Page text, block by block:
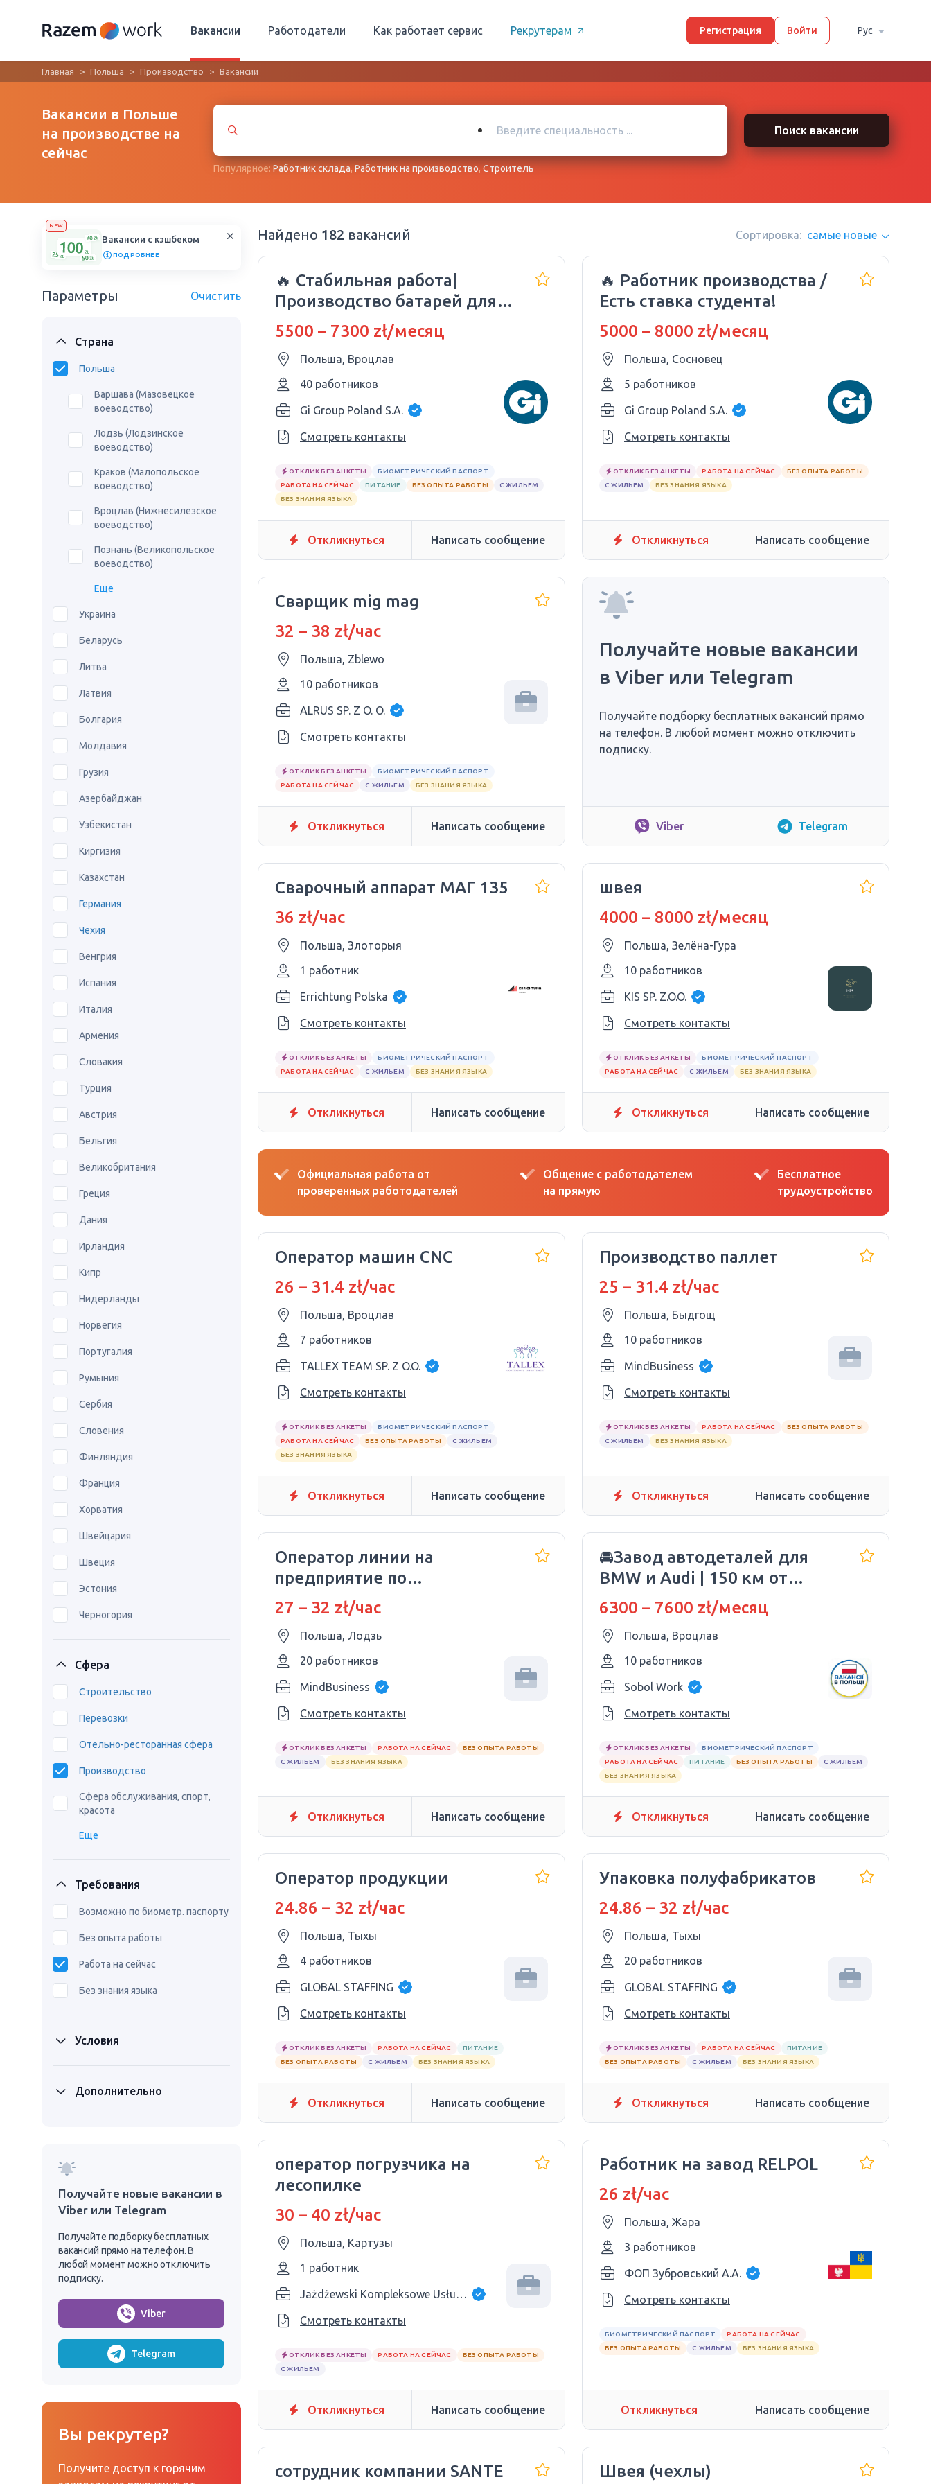
Вакансии Работодатели Как работает сервис Рекрутерам Регистрация Войти Рус
Главная Польша Производство Вакансии
Вакансии в Польше
на производстве на
сейчас
Поиск вакансии
Популярное:Работник склада,Работник на производство,Строитель
NEW
Вакансии с кэшбеком
ПОДРОБНЕЕ
Параметры Очистить
Страна
Польша
Варшава (Мазовецкое
воеводство)
Лодзь (Лодзинское
воеводство)
Краков (Малопольское
воеводство)
Вроцлав (Нижнесилезское
воеводство)
Познань (Великопольское
воеводство)
Еще
Украина
Беларусь
Литва
Латвия
Болгария
Молдавия
Грузия
Азербайджан
Узбекистан
Киргизия
Казахстан
Германия
Чехия
Венгрия
Испания
Италия
Армения
Словакия
Турция
Австрия
Бельгия
Великобритания
Греция
Дания
Ирландия
Кипр
Нидерланды
Норвегия
Португалия
Румыния
Сербия
Словения
Финляндия
Франция
Хорватия
Швейцария
Швеция
Эстония
Черногория
Сфера
Строительство
Перевозки
Отельно-ресторанная сфера
Производство
Сфера обслуживания, спорт,
красота
Еще
Требования
Возможно по биометр. паспорту
Без опыта работы
Работа на сейчас
Без знания языка
Условия
Дополнительно
Получайте новые вакансии в
Viber или Telegram
Получайте подборку бесплатных
вакансий прямо на телефон. В
любой момент можно отключить
подписку.
Viber
Telegram
Вы рекрутер?
Получите доступ к горячим
Найдено 182 вакансий Сортировка: самые новые
🔥 Стабильная работа|
Производство батарей для
авто| Wrocław
5500 – 7300 zł/месяц
Польша, Вроцлав
40 работников
Gi Group Poland S.A.
Смотреть контакты
ОТКЛИК БЕЗ АНКЕТЫ
БИОМЕТРИЧЕСКИЙ ПАСПОРТ
РАБОТА НА СЕЙЧАС
ПИТАНИЕ БЕЗ ОПЫТА РАБОТЫ
С ЖИЛЬЕМ
БЕЗ ЗНАНИЯ ЯЗЫКА
Откликнуться Написать сообщение
🔥 Работник производства /
Есть ставка студента!
5000 – 8000 zł/месяц
Польша, Сосновец
5 работников
Gi Group Poland S.A.
Смотреть контакты
ОТКЛИК БЕЗ АНКЕТЫ РАБОТА НА СЕЙЧАС
БЕЗ ОПЫТА РАБОТЫ
С ЖИЛЬЕМ
БЕЗ ЗНАНИЯ ЯЗЫКА
Откликнуться Написать сообщение
Сварщик mig mag
32 – 38 zł/час
Польша, Zblewo
10 работников
ALRUS SP. Z O. O.
Смотреть контакты
ОТКЛИК БЕЗ АНКЕТЫ
БИОМЕТРИЧЕСКИЙ ПАСПОРТ
РАБОТА НА СЕЙЧАС
С ЖИЛЬЕМ БЕЗ ЗНАНИЯ ЯЗЫКА
Откликнуться Написать сообщение
Получайте новые вакансии
в Viber или Telegram
Получайте подборку бесплатных вакансий прямо
на телефон. В любой момент можно отключить
подписку.
Viber Telegram
Сварочный аппарат МАГ 135
36 zł/час
Польша, Злоторыя
1 работник
Errichtung Polska
Смотреть контакты
ОТКЛИК БЕЗ АНКЕТЫ
БИОМЕТРИЧЕСКИЙ ПАСПОРТ
РАБОТА НА СЕЙЧАС
С ЖИЛЬЕМ БЕЗ ЗНАНИЯ ЯЗЫКА
Откликнуться Написать сообщение
швея
4000 – 8000 zł/месяц
Польша, Зелёна-Гура
10 работников
KIS SP. Z.O.O.
Смотреть контакты
ОТКЛИК БЕЗ АНКЕТЫ
БИОМЕТРИЧЕСКИЙ ПАСПОРТ
РАБОТА НА СЕЙЧАС
С ЖИЛЬЕМ БЕЗ ЗНАНИЯ ЯЗЫКА
Откликнуться Написать сообщение
Официальная работа от
проверенных работодателей
Общение с работодателем
на прямую
Бесплатное
трудоустройство
Оператор машин CNC
26 – 31.4 zł/час
Польша, Вроцлав
7 работников
TALLEX TEAM SP. Z O.O.
Смотреть контакты
ОТКЛИК БЕЗ АНКЕТЫ
БИОМЕТРИЧЕСКИЙ ПАСПОРТ
РАБОТА НА СЕЙЧАС
БЕЗ ОПЫТА РАБОТЫ
С ЖИЛЬЕМ
БЕЗ ЗНАНИЯ ЯЗЫКА
Откликнуться Написать сообщение
Производство паллет
25 – 31.4 zł/час
Польша, Быдгощ
10 работников
MindBusiness
Смотреть контакты
ОТКЛИК БЕЗ АНКЕТЫ РАБОТА НА СЕЙЧАС
БЕЗ ОПЫТА РАБОТЫ
С ЖИЛЬЕМ
БЕЗ ЗНАНИЯ ЯЗЫКА
Откликнуться Написать сообщение
Оператор линии на
предприятие по
изготовлению сладостей
27 – 32 zł/час
Польша, Лодзь
20 работников
MindBusiness
Смотреть контакты
ОТКЛИК БЕЗ АНКЕТЫ РАБОТА НА СЕЙЧАС
БЕЗ ОПЫТА РАБОТЫ
С ЖИЛЬЕМ
БЕЗ ЗНАНИЯ ЯЗЫКА
Откликнуться Написать сообщение
🚘Завод автодеталей для
BMW и Audi | 150 км от
Вроцлава
6300 – 7600 zł/месяц
Польша, Вроцлав
10 работников
Sobol Work
Смотреть контакты
ОТКЛИК БЕЗ АНКЕТЫ
БИОМЕТРИЧЕСКИЙ ПАСПОРТ
РАБОТА НА СЕЙЧАС
ПИТАНИЕ БЕЗ ОПЫТА РАБОТЫ
С ЖИЛЬЕМ
БЕЗ ЗНАНИЯ ЯЗЫКА
Откликнуться Написать сообщение
Оператор продукции
24.86 – 32 zł/час
Польша, Тыхы
4 работников
GLOBAL STAFFING
Смотреть контакты
ОТКЛИК БЕЗ АНКЕТЫ РАБОТА НА СЕЙЧАС
ПИТАНИЕ
БЕЗ ОПЫТА РАБОТЫ
С ЖИЛЬЕМ БЕЗ ЗНАНИЯ ЯЗЫКА
Откликнуться Написать сообщение
Упаковка полуфабрикатов
24.86 – 32 zł/час
Польша, Тыхы
20 работников
GLOBAL STAFFING
Смотреть контакты
ОТКЛИК БЕЗ АНКЕТЫ РАБОТА НА СЕЙЧАС
ПИТАНИЕ
БЕЗ ОПЫТА РАБОТЫ
С ЖИЛЬЕМ БЕЗ ЗНАНИЯ ЯЗЫКА
Откликнуться Написать сообщение
оператор погрузчика на
лесопилке
30 – 40 zł/час
Польша, Картузы
1 работник
Jażdżewski Kompleksowe Usługi budowlane
Смотреть контакты
ОТКЛИК БЕЗ АНКЕТЫ РАБОТА НА СЕЙЧАС
БЕЗ ОПЫТА РАБОТЫ
С ЖИЛЬЕМ
Откликнуться Написать сообщение
Работник на завод RELPOL
26 zł/час
Польша, Жара
3 работников
ФОП Зубровський А.А.
Смотреть контакты
БИОМЕТРИЧЕСКИЙ ПАСПОРТ
РАБОТА НА СЕЙЧАС
БЕЗ ОПЫТА РАБОТЫ
С ЖИЛЬЕМ БЕЗ ЗНАНИЯ ЯЗЫКА
Откликнуться Написать сообщение
сотрудник компании SANTE Швея (чехлы)